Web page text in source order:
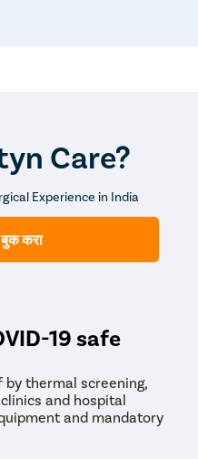
Care?
Experience in India
बुक करा
19 safe
thermal screening,
and hospital
and mandatory